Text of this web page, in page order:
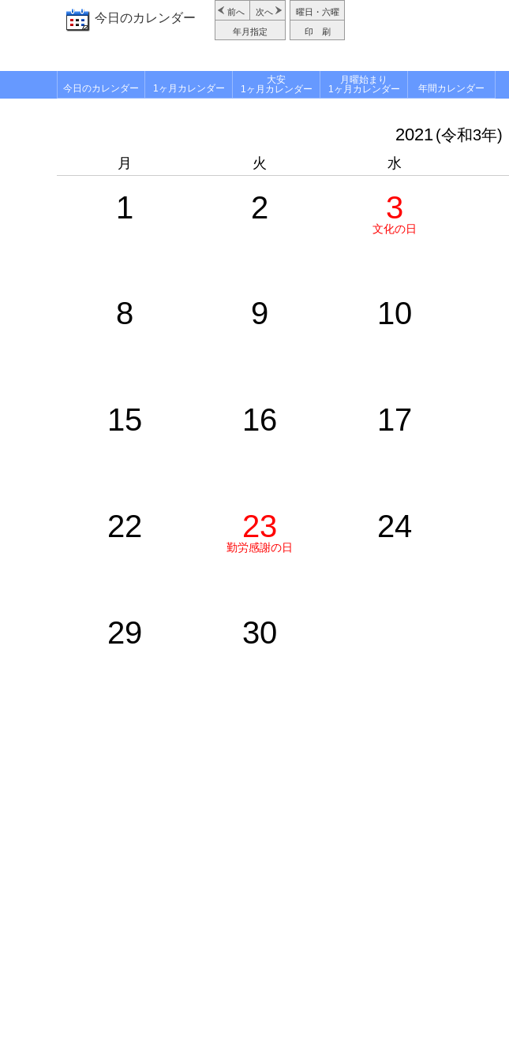
今日のカレンダー 前へ 次へ
年月指定
曜日・六曜
印 刷
今日のカレンダー 1ヶ月カレンダー
大安
1ヶ月カレンダー
月曜始まり
1ヶ月カレンダー
年間カレンダー
2021(令和3年)
月 火 水
1 2 3
文化の日
8 9 10
15 16 17
22 23
勤労感謝の日
24
29 30